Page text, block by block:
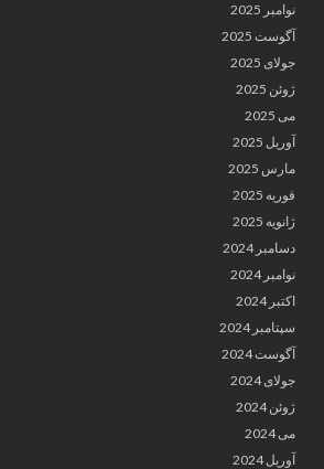
نوامبر 2025
آگوست 2025
جولای 2025
ژوئن 2025
می 2025
آوریل 2025
مارس 2025
فوریه 2025
ژانویه 2025
دسامبر 2024
نوامبر 2024
اکتبر 2024
سپتامبر 2024
آگوست 2024
جولای 2024
ژوئن 2024
می 2024
آوریل 2024